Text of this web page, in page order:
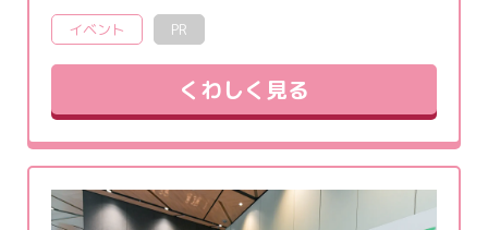
イベント PR
くわしく見る